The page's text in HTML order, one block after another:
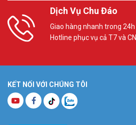
Dịch Vụ Chu Đáo
Giao hàng nhanh trong 24h
Hotline phục vụ cả T7 và CN
KẾT NỐI VỚI CHÚNG TÔI